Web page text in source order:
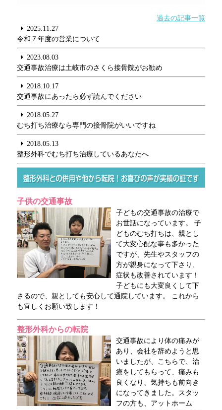
過去の記事一覧
2025.11.27
令和７年度の営業について
2023.08.03
交通事故治療は土岐市のさくら接骨院がお勧め
2018.10.17
交通事故にあったら必ず読んでください
2018.05.27
むち打ち治療なら専門の接骨院がいいですね
2018.05.13
整形外科でむち打ち治療しているあなたへ
子供の交通事故
子どもの交通事故の治療で
お世話になっています。 子
どものむち打ちは、親とし
て大変心配な事も多かった
ですが、先生やスタッフの
方が親身になって下さり、
症状も改善されています！
子どもにも大変良くして下
さるので、親としても安心して通院しています。 これから
も宜しくお願い致します！
整形外科からの転院
交通事故により体の痛みが
あり、会社を辞めようと思
いましたが、こちらで、治
療をしてもらって、痛みも
良くなり、気持ちも前向き
になってきました。スタッ
フの方も、アットホーム